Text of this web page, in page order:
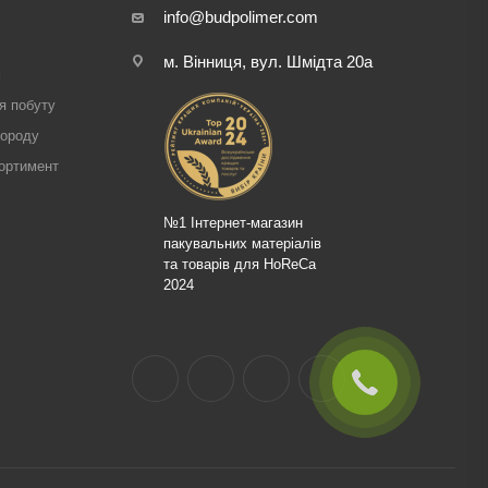
побуту
info@budpolimer.com
м. Вінниця, вул. Шмідта 20а
№1 Інтернет-магазин
пакувальних матеріалів
та товарів для HoReCa
2024